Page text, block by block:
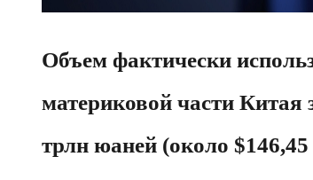
Объем фактически
материковой части Китая
трлн юаней (около